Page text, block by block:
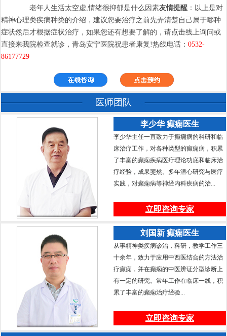
老年人生活太空虚,情绪很抑郁是什么因素友情提醒 ：以上是对
精神心理类疾病种类的介绍，建议您要治疗之前先弄清楚自己属于哪种
症状然后才根据症状治疗，如果您还有想要了解的，请点击线上询问或
直接来我院检查就诊，青岛安宁医院祝患者康复!热线电话：0532-
86177729
医师团队
李少华 癫痫医生
李少华主任一直致力于癫痫病的科研和临
床治疗工作，对各种类型的癫痫病，积累
了丰富的癫痫疾病医疗理论功底和临床治
疗经验，成果斐然。多年潜心研究与医疗
实践，对癫痫病等神经内科疾病的治...
立即咨询专家
刘国新 癫痫医生
从事精神类疾病诊治，科研，教学工作三
十余年，致力于应用中西医结合的方法治
疗癫痫，并在癫痫的中医辨证分型诊断上
有一定的研究。常年工作在临床一线，积
累了丰富的癫痫治疗经验...
立即咨询专家